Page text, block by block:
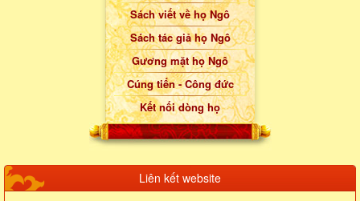
Sách viết về họ Ngô
Sách tác giả họ Ngô
Gương mặt họ Ngô
Cúng tiến - Công đức
Kết nối dòng họ
Liên kết website